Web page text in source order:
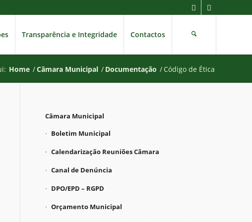
Transparência e Integridade Contactos
Home /Câmara Municipal / Documentação / Código de Ética
Câmara Municipal
Boletim Municipal
Calendarização Reuniões Câmara
Canal de Denúncia
DPO/EPD – RGPD
Orçamento Municipal